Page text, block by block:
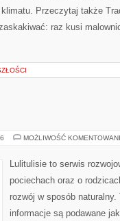
Przeczytaj także
raz kusi
MOŻLIWOŚĆ
Lulitulisie to serwis
pociechach oraz o
rozwój w sposób
informacje są podawane